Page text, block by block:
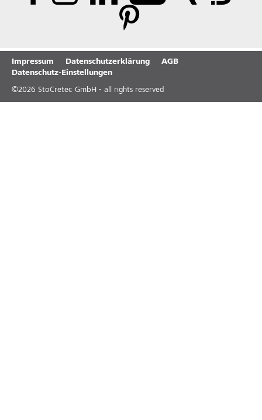
Impressum Datenschutzerklärung
AGB
Datenschutz-Einstellungen
©2026 StoCretec GmbH - all rights reserved